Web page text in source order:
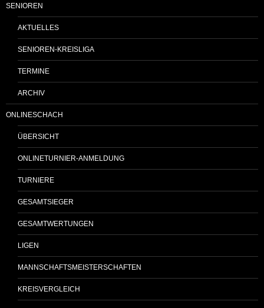
SENIOREN
AKTUELLES
SENIOREN-KREISLIGA
TERMINE
ARCHIV
ONLINESCHACH
ÜBERSICHT
ONLINETURNIER-ANMELDUNG
TURNIERE
GESAMTSIEGER
GESAMTWERTUNGEN
LIGEN
MANNSCHAFTSMEISTERSCHAFTEN
KREISVERGLEICH